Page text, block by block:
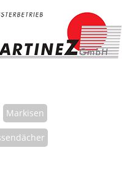
Markisen